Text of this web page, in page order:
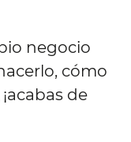
negocio
cómo
de